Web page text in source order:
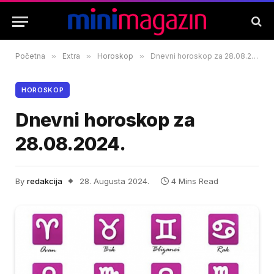
Početna » Extra » Horoskop » Dnevni horoskop za 28.08.2024.
HOROSKOP
Dnevni horoskop za
28.08.2024.
By redakcija 28. Augusta 2024. 4 Mins Read